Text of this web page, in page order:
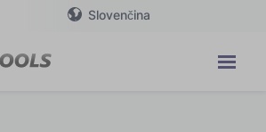
Slovenčina